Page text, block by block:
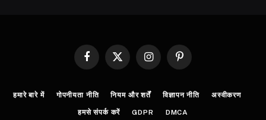
Facebook
X
InstagramPinterest
हमारे बारे में गोपनीयता नीति नियम और शर्तें विज्ञापन नीति अस्वीकरण
हमसे संपर्क करें GDPR DMCA